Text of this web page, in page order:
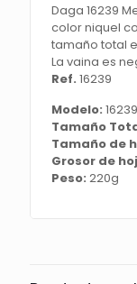
empuñadura
negro.
total
35.5cm
Daga 16239
color niquel
tamaño total
La vaina es
Ref. 16239
Modelo: 16239
Tamaño
Tamaño de
Grosor de
Peso:220g